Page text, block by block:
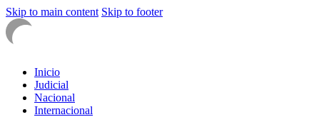
Skip to main content Skip to footer
Inicio
Judicial
Nacional
Internacional